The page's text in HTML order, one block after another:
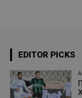
EDITOR PICKS